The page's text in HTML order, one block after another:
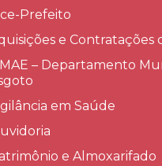
Prefeito
e Contratações
– Departamento
em Saúde
e Almoxarifado